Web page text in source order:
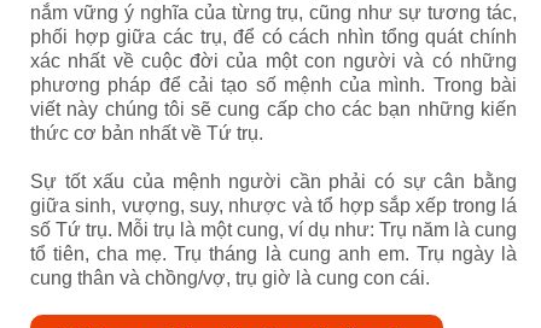
nắm vững ý nghĩa của từng trụ, cũng như sự tương tác,
phối hợp giữa các trụ, để có cách nhìn tổng quát chính
xác nhất về cuộc đời của một con người và có những
phương pháp để cải tạo số mệnh của mình. Trong bài
viết này chúng tôi sẽ cung cấp cho các bạn những kiến
thức cơ bản nhất về Tứ trụ.
Sự tốt xấu của mệnh người cần phải có sự cân bằng
giữa sinh, vượng, suy, nhược và tổ hợp sắp xếp trong lá
số Tứ trụ. Mỗi trụ là một cung, ví dụ như: Trụ năm là cung
tổ tiên, cha mẹ. Trụ tháng là cung anh em. Trụ ngày là
cung thân và chồng/vợ, trụ giờ là cung con cái.